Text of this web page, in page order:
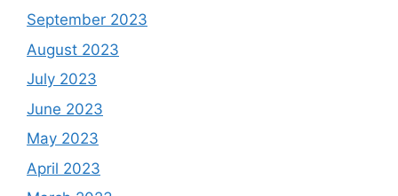
September 2023
August 2023
July 2023
June 2023
May 2023
April 2023